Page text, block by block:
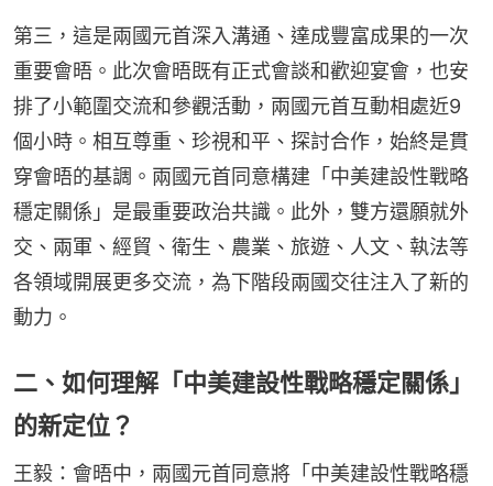
第三，這是兩國元首深入溝通、達成豐富成果的一次
重要會晤。此次會晤既有正式會談和歡迎宴會，也安
排了小範圍交流和參觀活動，兩國元首互動相處近9
個小時。相互尊重、珍視和平、探討合作，始終是貫
穿會晤的基調。兩國元首同意構建「中美建設性戰略
穩定關係」是最重要政治共識。此外，雙方還願就外
交、兩軍、經貿、衛生、農業、旅遊、人文、執法等
各領域開展更多交流，為下階段兩國交往注入了新的
動力。
二、如何理解「中美建設性戰略穩定關係」
的新定位？
王毅：會晤中，兩國元首同意將「中美建設性戰略穩